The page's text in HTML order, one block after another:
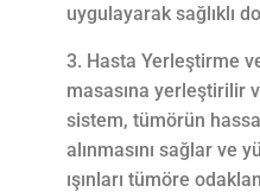
uygulayarak sağlıklı
Hasta Yerleştirme
masasına yerleştirilir
sistem, tümörün
alınmasını sağlar ve
ışınları tümöre